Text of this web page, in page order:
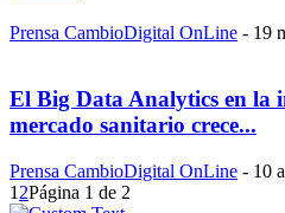
Prensa CambioDigital OnLine - 19
El Big Data Analytics en la
mercado sanitario crece...
Prensa CambioDigital OnLine - 10
1 2Página 1 de 2